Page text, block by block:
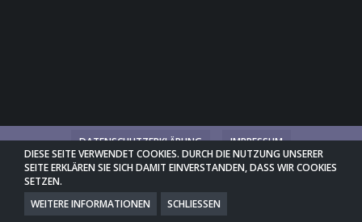
DATENSCHUTZERKLÄRUNG IMPRESSUM
COMMUNITY-DESIGN:COMMUNITYVON
DIESE SEITE VERWENDET COOKIES. DURCH DIE NUTZUNG UNSERER
SEITE ERKLÄREN SIE SICH DAMIT EINVERSTANDEN, DASS WIR COOKIES
SETZEN.
WEITERE INFORMATIONEN
SCHLIESSEN